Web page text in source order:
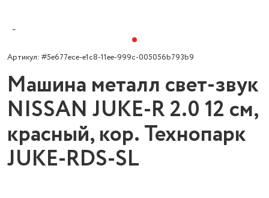
Артикул: #5e677ece-e1c8-11ee-999c-005056b793b9
Машина металл свет-звук
NISSAN JUKE-R 2.0 12 см,
красный, кор. Технопарк
JUKE-RDS-SL